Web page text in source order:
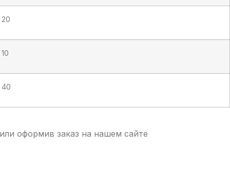
20
10
40
оформив заказ на нашем сайте